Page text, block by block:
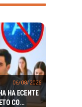
НА ЕСЕИТЕ
СО
06/08/2026